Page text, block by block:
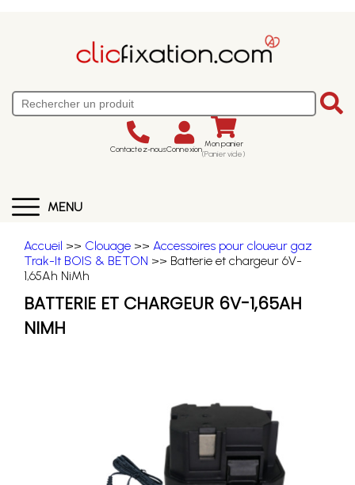
Contactez-nousConnexion Mon panier
(Panier vide)
MENU
Accueil >> Clouage >> Accessoires pour cloueur gaz
Trak-It BOIS & BETON >> Batterie et chargeur 6V-
1,65Ah NiMh
BATTERIE ET CHARGEUR 6V-1,65AH
NIMH